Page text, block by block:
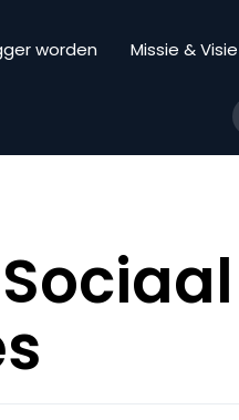
worden Missie & Visie